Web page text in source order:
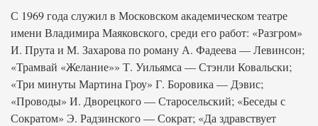
С 1969 года служил в Московском академическом театре
имени Владимира Маяковского, среди его работ: «Разгром»
И. Прута и М. Захарова по роману А. Фадеева — Левинсон;
«Трамвай «Желание»» Т. Уильямса — Стэнли Ковальски;
«Три минуты Мартина Гроу» Г. Боровика — Дэвис;
«Проводы» И. Дворецкого — Старосельский; «Беседы с
Сократом» Э. Радзинского — Сократ; «Да здравствует